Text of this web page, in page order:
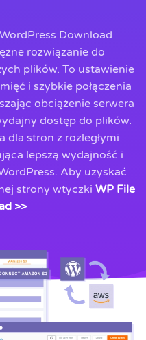
Download
rozwiązanie do
plików. To ustawienie
i szybkie połączenia
obciążenie serwera
dostęp do plików.
dla stron z rozległymi
lepszą wydajność i
Aby uzyskać
strony wtyczki WP File
>>